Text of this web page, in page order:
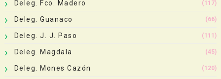
Deleg. Fco. Madero (117)
Deleg. Guanaco (66)
Deleg. J. J. Paso (111)
Deleg. Magdala (45)
Deleg. Mones Cazón (120)